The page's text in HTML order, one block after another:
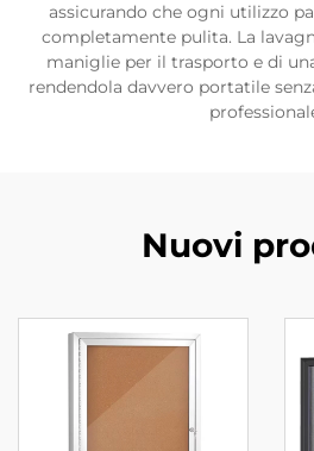
assicurando che ogni utilizzo
completamente pulita. La
maniglie per il trasporto e di
rendendola davvero portatile
Nuovi